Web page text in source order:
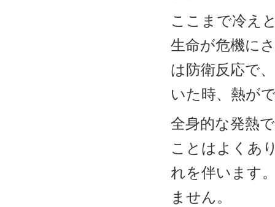
ここまで冷え
生命が危機に
は防衛反応で
いた時、熱が
全身的な発熱
ことはよくあ
れを伴います
ません。